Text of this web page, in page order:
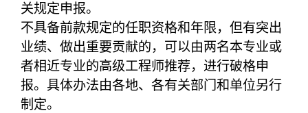
关规定申报。
不具备前款规定的任职资格和年限，但有突出
业绩、做出重要贡献的，可以由两名本专业或
者相近专业的高级工程师推荐，进行破格申
报。具体办法由各地、各有关部门和单位另行
制定。